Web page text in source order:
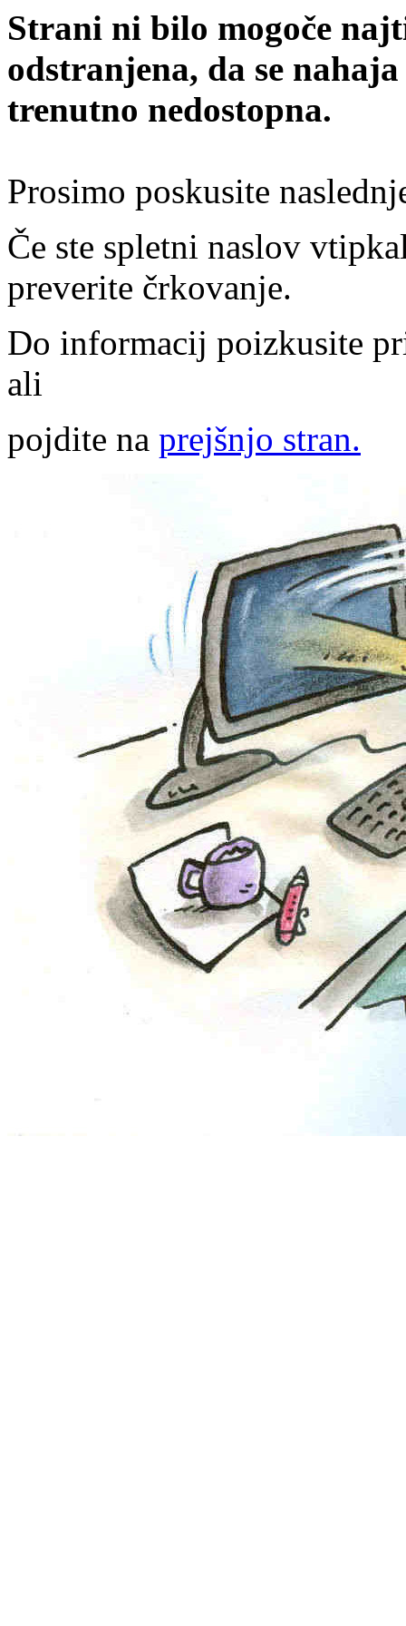
Strani ni bilo mogoče
odstranjena, da se
trenutno nedostopna.
Prosimo poskusite
Če ste spletni naslov
preverite črkovanje.
Do informacij poizkusite
ali
pojdite na prejšnjo stran.